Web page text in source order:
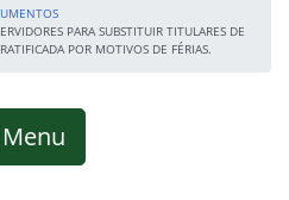
PARA SUBSTITUIR TITULARES DE
POR MOTIVOS DE FÉRIAS.
Menu